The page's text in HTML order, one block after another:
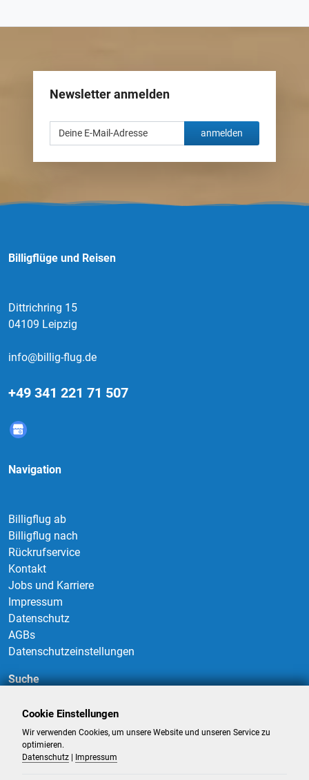
Newsletter anmelden
anmelden
Billigflüge und Reisen
Dittrichring 15
04109 Leipzig
info@billig-flug.de
+49 341 221 71 507
Navigation
Billigflug ab
Billigflug nach
Rückrufservice
Kontakt
Jobs und Karriere
Impressum
Datenschutz
AGBs
Datenschutzeinstellungen
Suche
Suchen
Cookie Einstellungen
Wir verwenden Cookies, um unsere Website und unseren Service zu
optimieren.
Datenschutz
Impressum